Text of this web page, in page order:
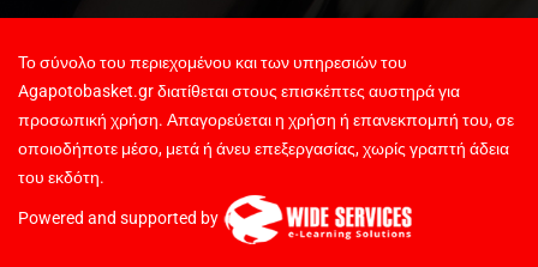
Το σύνολο του περιεχομένου και των υπηρεσιών του
Agapotobasket.gr διατίθεται στους επισκέπτες αυστηρά για
προσωπική χρήση. Απαγορεύεται η χρήση ή επανεκπομπή του, σε
οποιοδήποτε μέσο, μετά ή άνευ επεξεργασίας, χωρίς γραπτή άδεια
του εκδότη.
Powered and supported by